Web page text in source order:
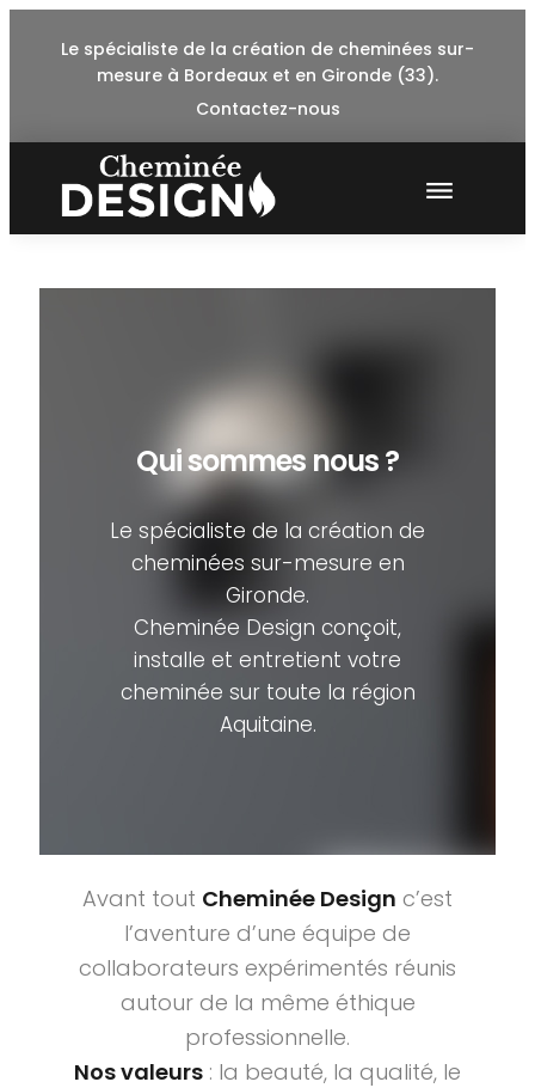
Le spécialiste de la création de cheminées sur-
mesure à Bordeaux et en Gironde (33).
Contactez-nous
Qui sommes nous ?
Le spécialiste de la création de
cheminées sur-mesure en
Gironde.
Cheminée Design conçoit,
installe et entretient votre
cheminée sur toute la région
Aquitaine.
Avant tout Cheminée Design c’est
l’aventure d’une équipe de
collaborateurs expérimentés réunis
autour de la même éthique
professionnelle.
Nos valeurs : la beauté, la qualité, le